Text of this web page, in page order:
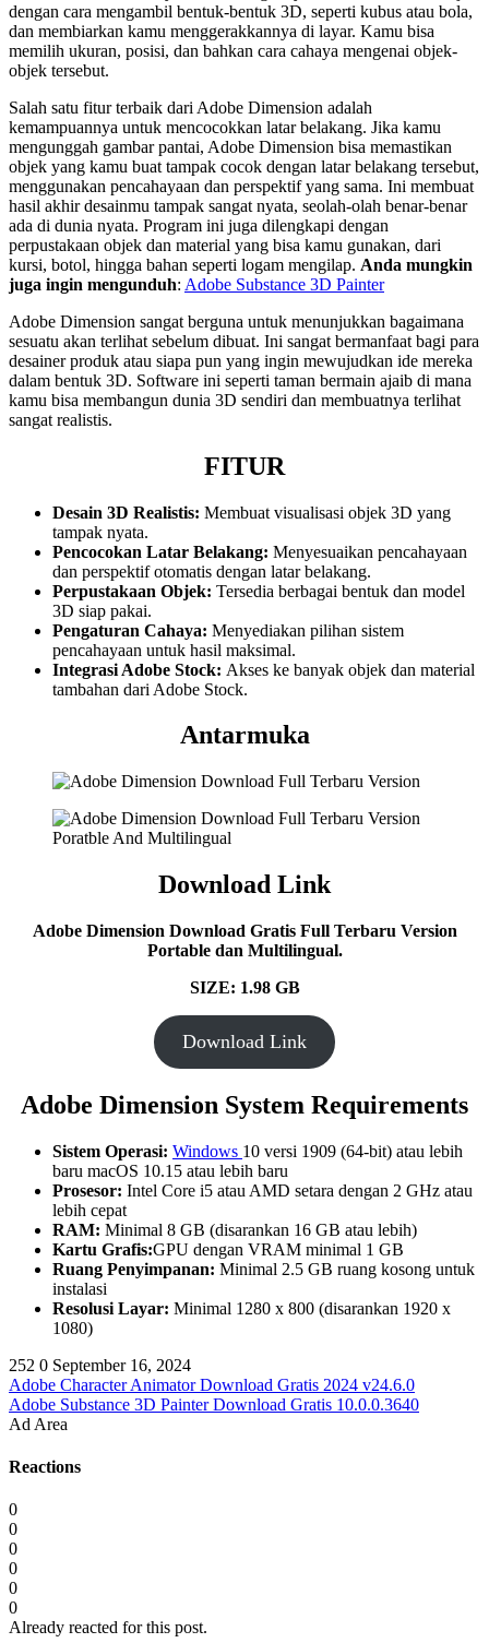
dengan cara mengambil bentuk-bentuk 3D, seperti kubus atau bola,
dan membiarkan kamu menggerakkannya di layar. Kamu bisa
memilih ukuran, posisi, dan bahkan cara cahaya mengenai objek-
objek tersebut.
Salah satu fitur terbaik dari Adobe Dimension adalah
kemampuannya untuk mencocokkan latar belakang. Jika kamu
mengunggah gambar pantai, Adobe Dimension bisa memastikan
objek yang kamu buat tampak cocok dengan latar belakang tersebut,
menggunakan pencahayaan dan perspektif yang sama. Ini membuat
hasil akhir desainmu tampak sangat nyata, seolah-olah benar-benar
ada di dunia nyata. Program ini juga dilengkapi dengan
perpustakaan objek dan material yang bisa kamu gunakan, dari
kursi, botol, hingga bahan seperti logam mengilap. Anda mungkin
juga ingin mengunduh: Adobe Substance 3D Painter
Adobe Dimension sangat berguna untuk menunjukkan bagaimana
sesuatu akan terlihat sebelum dibuat. Ini sangat bermanfaat bagi para
desainer produk atau siapa pun yang ingin mewujudkan ide mereka
dalam bentuk 3D. Software ini seperti taman bermain ajaib di mana
kamu bisa membangun dunia 3D sendiri dan membuatnya terlihat
sangat realistis.
FITUR
Desain 3D Realistis: Membuat visualisasi objek 3D yang
tampak nyata.
Pencocokan Latar Belakang: Menyesuaikan pencahayaan
dan perspektif otomatis dengan latar belakang.
Perpustakaan Objek: Tersedia berbagai bentuk dan model
3D siap pakai.
Pengaturan Cahaya: Menyediakan pilihan sistem
pencahayaan untuk hasil maksimal.
Integrasi Adobe Stock: Akses ke banyak objek dan material
tambahan dari Adobe Stock.
Antarmuka
Download Link
Adobe Dimension Download Gratis Full Terbaru Version
Portable dan Multilingual.
SIZE: 1.98 GB
Download Link
Adobe Dimension System Requirements
Sistem Operasi: Windows 10 versi 1909 (64-bit) atau lebih
baru macOS 10.15 atau lebih baru
Prosesor: Intel Core i5 atau AMD setara dengan 2 GHz atau
lebih cepat
RAM: Minimal 8 GB (disarankan 16 GB atau lebih)
Kartu Grafis:GPU dengan VRAM minimal 1 GB
Ruang Penyimpanan: Minimal 2.5 GB ruang kosong untuk
instalasi
Resolusi Layar: Minimal 1280 x 800 (disarankan 1920 x
1080)
252 0 September 16, 2024
Adobe Character Animator Download Gratis 2024 v24.6.0
Adobe Substance 3D Painter Download Gratis 10.0.0.3640
Ad Area
Reactions
0
0
0
0
0
0
Already reacted for this post.